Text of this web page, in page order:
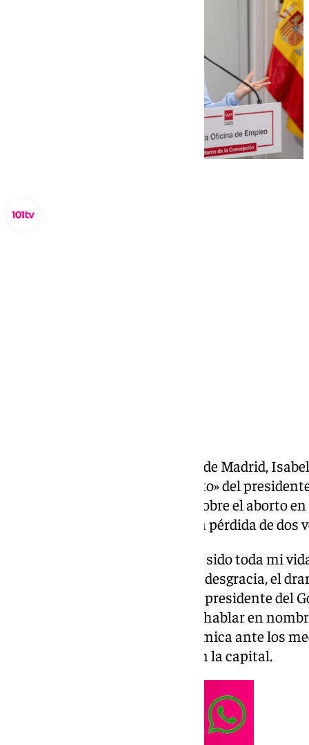
La presidenta de la Comunidad de Madrid,
martes las lecciones «de machito» del
que se «cree Dios» para hablar sobre el aborto
recordado que ella ha sufrido «la pérdida de dos
«Soy una mujer libre, y que lo he sido toda mi
bebés. He sufrido dos veces, por desgracia, el
¿Tengo que recibir lecciones del presidente del
el presidente del Gobierno para hablar en
preguntado la dirigente autonómica ante los
una nueva Oficina de Empleo en la capital.